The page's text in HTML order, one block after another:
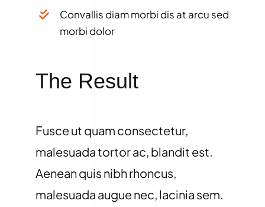
Convallis diam morbi dis at arcu sed
morbi dolor
The Result
Fusce ut quam consectetur,
malesuada tortor ac, blandit est.
Aenean quis nibh rhoncus,
malesuada augue nec, lacinia sem.